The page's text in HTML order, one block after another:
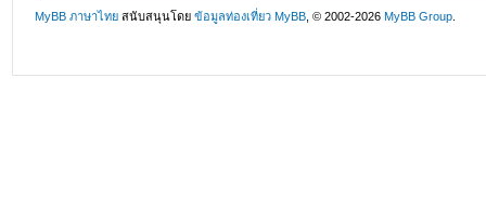
MyBB ภาษาไทย สนับสนุนโดยข้อมูลท่องเที่ยว MyBB , © 2002-2026MyBB Group